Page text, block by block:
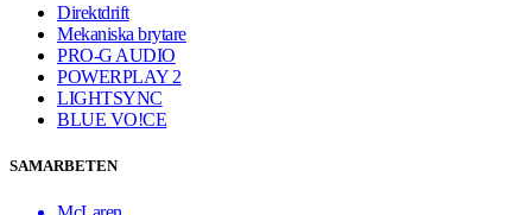
Direktdrift
Mekaniska brytare
PRO-G AUDIO
POWERPLAY 2
LIGHTSYNC
BLUE VO!CE
SAMARBETEN